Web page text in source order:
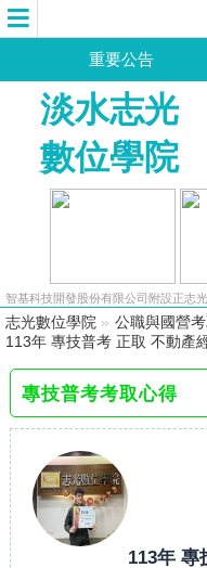
重要公告
淡水志光
數位學院
智基科技開發股份有限公司附設正志
志光數位學院 » 公職與國營
113年 專技普考 正取 不動產
專技普考考取心得
113年 專